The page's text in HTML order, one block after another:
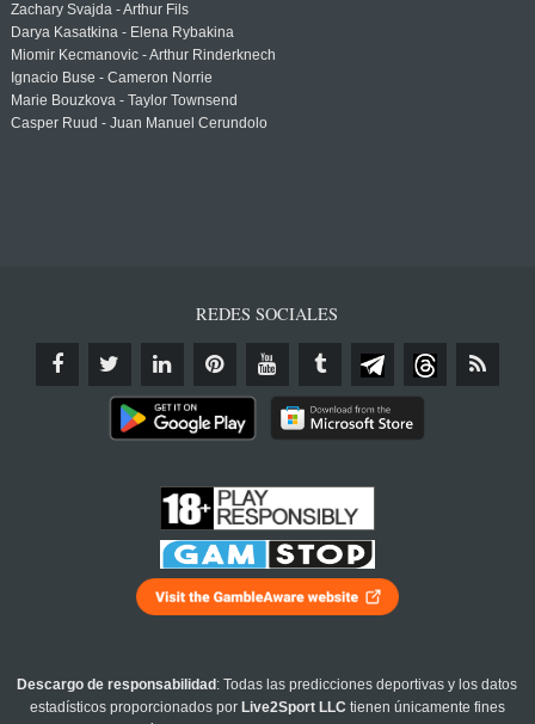
Zachary Svajda - Arthur Fils
Darya Kasatkina - Elena Rybakina
Miomir Kecmanovic - Arthur Rinderknech
Ignacio Buse - Cameron Norrie
Marie Bouzkova - Taylor Townsend
Casper Ruud - Juan Manuel Cerundolo
REDES SOCIALES
Descargo de responsabilidad : Todas las predicciones deportivas y los datos
estadísticos proporcionados por Live2Sport LLC tienen únicamente fines